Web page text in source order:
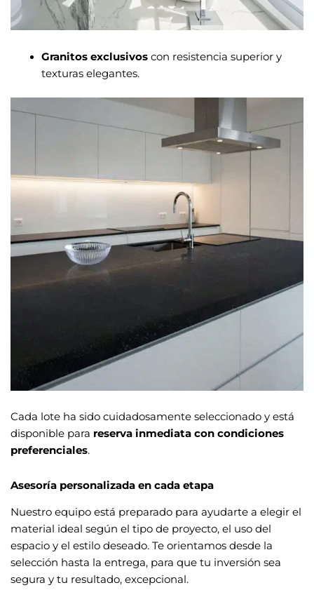
Granitos exclusivoscon resistencia superior y
texturas elegantes.
Cada lote ha sido cuidadosamente seleccionado y está
disponible para reserva inmediata con condiciones
preferenciales.
Asesoría personalizada en cada etapa
Nuestro equipo está preparado para ayudarte a elegir el
material ideal según el tipo de proyecto, el uso del
espacio y el estilo deseado. Te orientamos desde la
selección hasta la entrega, para que tu inversión sea
segura y tu resultado, excepcional.